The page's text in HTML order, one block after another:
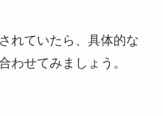
れていたら、具体的な
わせてみましょう。